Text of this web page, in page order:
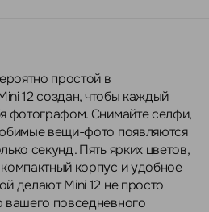
простой в
12 создан, чтобы каждый
фотографом. Снимайте селфи,
вещи-фото появляются
секунд. Пять ярких цветов,
корпус и удобное
делают Mini 12 не просто
вашего повседневного